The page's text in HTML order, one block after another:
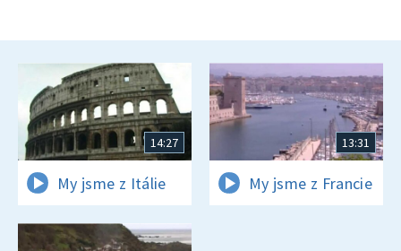
14:27
My jsme z Itálie
13:31
My jsme z Francie